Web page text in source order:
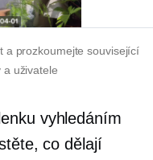
a prozkoumejte související
a uživatele
vyhledáním
co dělají